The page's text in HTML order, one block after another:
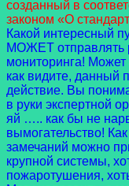
созданный в
законом «О
Какой интересный
МОЖЕТ отправлять
мониторинга! Может
как видите, данный
действие. Вы
в руки экспертной
яй ….. как бы не
вымогательство!
замечаний можно
крупной системы,
пожаротушения,